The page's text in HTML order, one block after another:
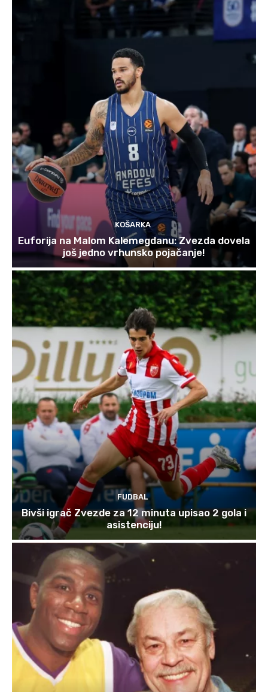
KOŠARKA
Euforija na Malom Kalemegdanu: Zvezda dovela
još jedno vrhunsko pojačanje!
FUDBAL
Bivši igrač Zvezde za 12 minuta upisao 2 gola i
asistenciju!